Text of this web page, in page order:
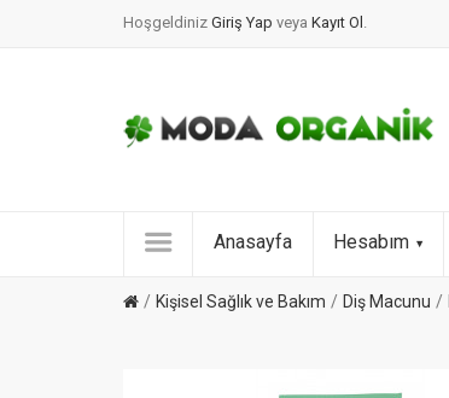
Hoşgeldiniz Giriş Yap veya Kayıt Ol .
Anasayfa Hesabım
Kişisel Sağlık ve Bakım Diş Macunu